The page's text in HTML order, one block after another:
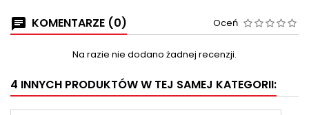
KOMENTARZE (0) Oceń
Na razie nie dodano żadnej recenzji.
4 INNYCH PRODUKTÓW W TEJ SAMEJ KATEGORII: